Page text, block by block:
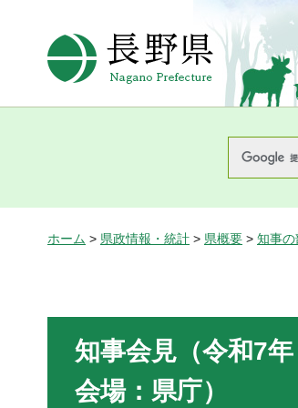
長野県
ホーム > 県政情報・統計 > 県概要 > 知事の
知事会見（令和7
会場：県庁）